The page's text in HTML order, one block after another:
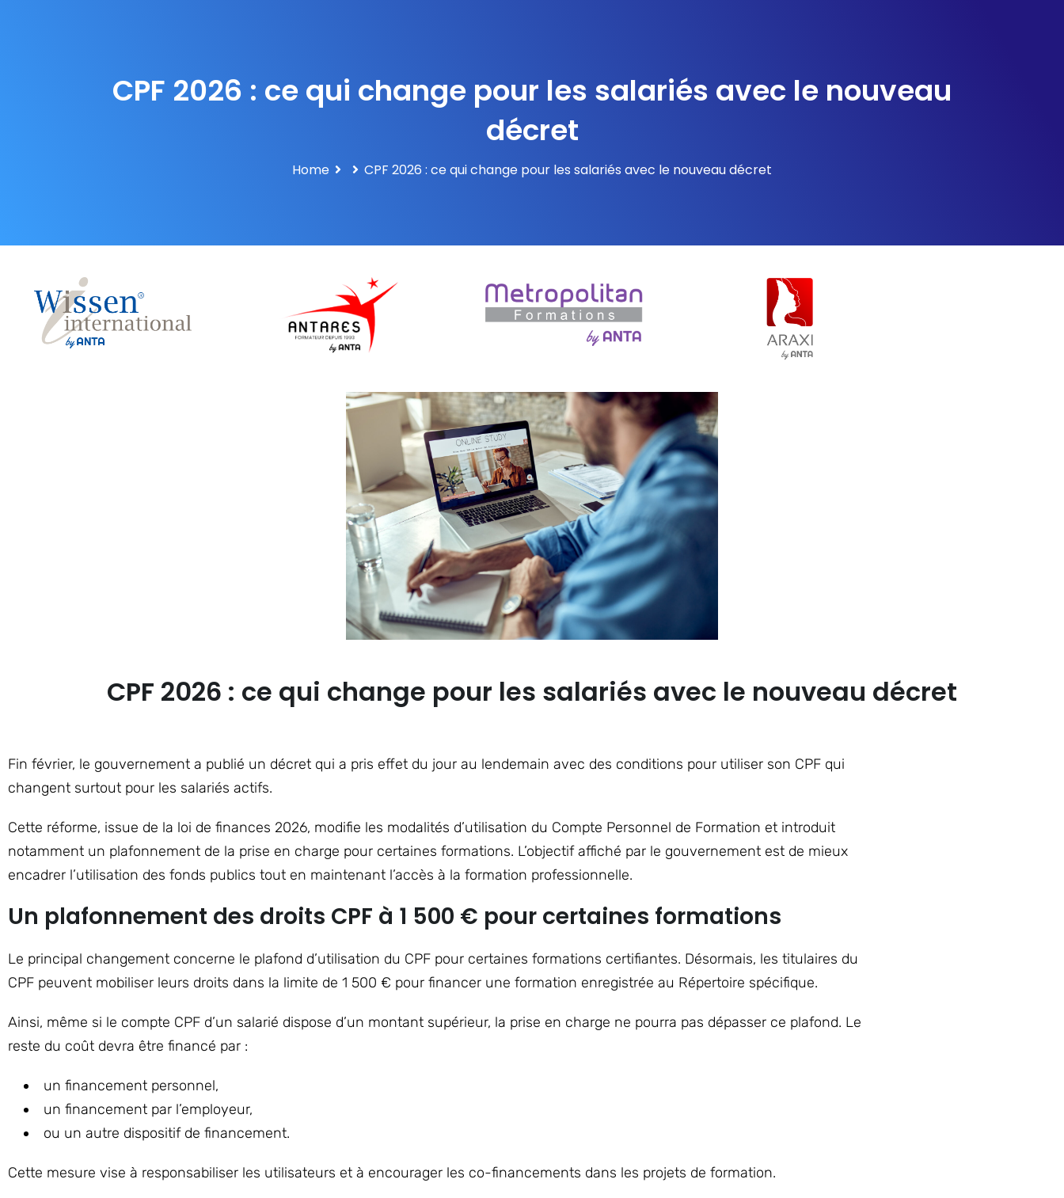
CPF 2026 : ce qui change pour les salariés avec le nouveau
décret
Home CPF 2026 : ce qui change pour les salariés avec le nouveau décret
CPF 2026 : ce qui change pour les salariés avec le nouveau décret
Fin février, le gouvernement a publié un décret qui a pris effet du jour au lendemain avec des conditions pour utiliser son CPF qui
changent surtout pour les salariés actifs.
Cette réforme, issue de la loi de finances 2026, modifie les modalités d’utilisation du Compte Personnel de Formation et introduit
notamment un plafonnement de la prise en charge pour certaines formations. L’objectif affiché par le gouvernement est de mieux
encadrer l’utilisation des fonds publics tout en maintenant l’accès à la formation professionnelle.
Un plafonnement des droits CPF à 1 500 € pour certaines formations
Le principal changement concerne le plafond d’utilisation du CPF pour certaines formations certifiantes. Désormais, les titulaires du
CPF peuvent mobiliser leurs droits dans la limite de 1 500 € pour financer une formation enregistrée au Répertoire spécifique.
Ainsi, même si le compte CPF d’un salarié dispose d’un montant supérieur, la prise en charge ne pourra pas dépasser ce plafond. Le
reste du coût devra être financé par :
un financement personnel,
un financement par l’employeur,
ou un autre dispositif de financement.
Cette mesure vise à responsabiliser les utilisateurs et à encourager les co-financements dans les projets de formation.